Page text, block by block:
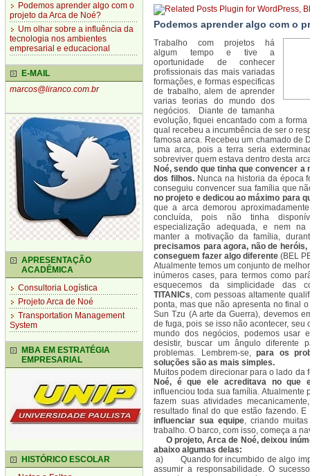
Podemos aprender algo com o
projeto da Arca de Noé?
Um olhar sobre a influência da
tecnologia nos ambientes
empresarial e educacional
E-MAIL
marcos@liranco.com.br
APRESENTAÇÃO
ACADÊMICA
Consultoria Logística
Projeto Arca de Noé
Transportation Management
System
MBA EM ESTRATÉGIA
EMPRESARIAL
HISTÓRICO ESCOLAR
Podemos aprender algo com o
Trabalho com projetos há
algum tempo e tive a
oportunidade de conhecer
profissionais das mais variadas
formações, e formas especificas
de trabalho, alem de aprender
varias teorias do mundo dos
negócios. Diante de tamanha
evolução, fiquei encantado com a
qual recebeu a incumbência de ser o
famosa arca. Recebeu um chamado de
uma arca, pois a terra seria
sobreviver quem estava dentro desta
Noé, sendo que tinha que convencer
dos filhos.Nunca na historia da época
conseguiu convencer sua família que
no projeto e dedicou ao máximo para
que a arca demorou
concluída, pois não tinha
especialização adequada, e nem na
manter a motivação da família,
precisamos para agora, não de
conseguem fazer algo diferente (BEL
Atualmente temos um conjunto de
inúmeros cases, para termos como
esquecemos da simplicidade das
TITANICs, com pessoas altamente
ponta, mas que não apresenta no final
Sun Tzu (A arte da Guerra), devemos
de fuga, pois se isso não acontecer, seu
mundo dos negócios, podemos usar
desistir, buscar um ângulo diferente
problemas. Lembrem-se,para os
soluções são as mais simples.
Muitos podem direcionar para o lado da
Noé, é que ele acreditava no que
influenciou toda sua família. Atualmente
fazem suas atividades
resultado final do que estão fazendo. E
influenciar sua equipe, criando
trabalho. O barco, com isso, começa a
O projeto, Arca de Noé, deixou
abaixo algumas delas:
a) Quando for incumbido de algo
assumir a responsabilidade. O